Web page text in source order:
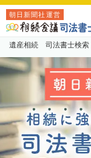
朝日新聞社運営
遺産相続 司法書士検索